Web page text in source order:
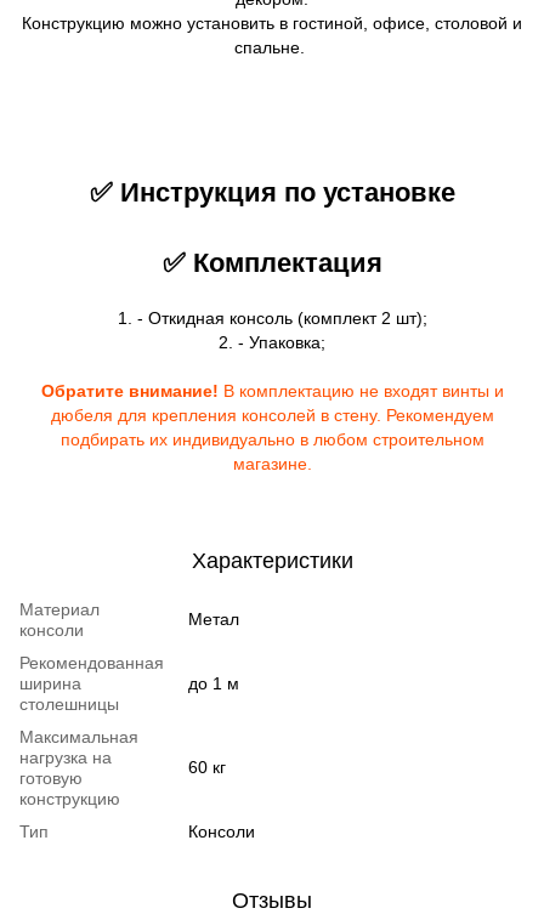
Конструкцию можно установить в гостиной, офисе, столовой и
спальне.
✅ Инструкция по установке
✅ Комплектация
1. - Откидная консоль (комплект 2 шт);
2. - Упаковка;
Обратите внимание! В комплектацию не входят винты и
дюбеля для крепления консолей в стену. Рекомендуем
подбирать их индивидуально в любом строительном
магазине.
Характеристики
Материал
консоли
Метал
Рекомендованная
ширина
столешницы
до 1 м
Максимальная
нагрузка на
готовую
конструкцию
60 кг
Тип Консоли
Отзывы